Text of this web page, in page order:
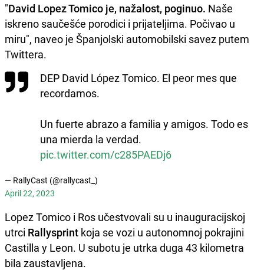
"David Lopez Tomico je, nažalost, poginuo. Naše
iskreno saučešće porodici i prijateljima. Počivao u
miru", naveo je Španjolski automobilski savez putem
Twittera.
DEP David López Tomico. El peor mes que
recordamos.
Un fuerte abrazo a familia y amigos. Todo es
una mierda la verdad.
pic.twitter.com/c285PAEDj6
— RallyCast (@rallycast_)
April 22, 2023
Lopez Tomico i Ros učestvovali su u inauguracijskoj
utrci Rallysprint koja se vozi u autonomnoj pokrajini
Castilla y Leon. U subotu je utrka duga 43 kilometra
bila zaustavljena.